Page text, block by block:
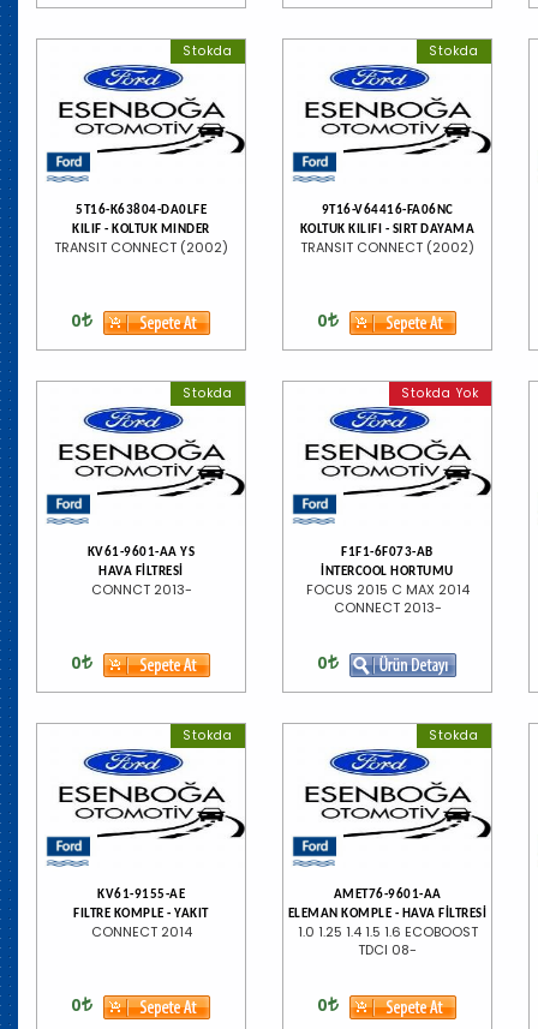
Stokda
5T16-K63804-DA0LFE
KILIF - KOLTUK MINDER
TRANSIT CONNECT (2002)
0
Stokda
9T16-V64416-FA06NC
KOLTUK KILIFI - SIRT DAYAMA
TRANSIT CONNECT (2002)
0
Stokda
KV61-9601-AA YS
HAVA FİLTRESİ
CONNCT 2013-
0
Stokda Yok
F1F1-6F073-AB
İNTERCOOL HORTUMU
FOCUS 2015 C MAX 2014
CONNECT 2013-
0
Stokda
KV61-9155-AE
FILTRE KOMPLE - YAKIT
CONNECT 2014
0
Stokda
AMET76-9601-AA
ELEMAN KOMPLE - HAVA FİLTRESİ
1.0 1.25 1.4 1.5 1.6 ECOBOOST
TDCI 08-
0